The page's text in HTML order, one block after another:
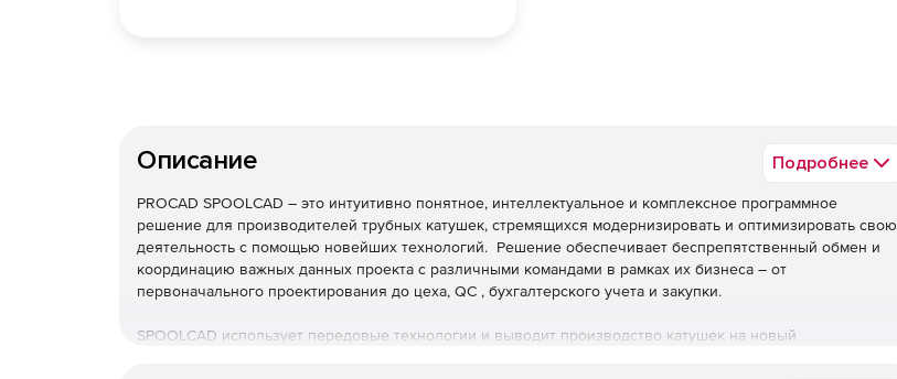
Описание Подробнее
PROCAD SPOOLCAD – это интуитивно понятное, интеллектуальное и комплексное программное
решение для производителей трубных катушек, стремящихся модернизировать и оптимизировать свою
деятельность с помощью новейших технологий. Решение обеспечивает беспрепятственный обмен и
координацию важных данных проекта с различными командами в рамках их бизнеса – от
первоначального проектирования до цеха, QC , бухгалтерского учета и закупки.
SPOOLCAD использует передовые технологии и выводит производство катушек на новый